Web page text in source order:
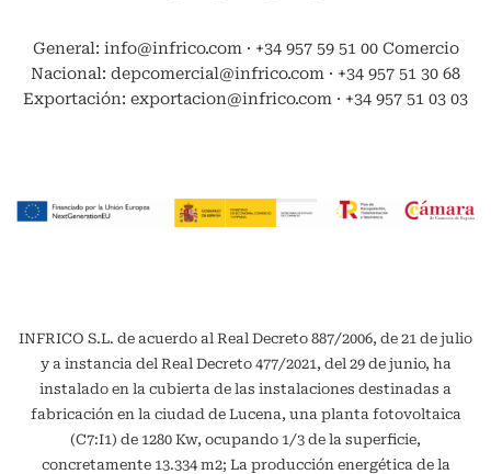
General: info@infrico.com · +34 957 59 51 00 Comercio
Nacional: depcomercial@infrico.com · +34 957 51 30 68
Exportación: exportacion@infrico.com · +34 957 51 03 03
INFRICO S.L. de acuerdo al Real Decreto 887/2006, de 21 de julio
y a instancia del Real Decreto 477/2021, del 29 de junio, ha
instalado en la cubierta de las instalaciones destinadas a
fabricación en la ciudad de Lucena, una planta fotovoltaica
(C7:I1) de 1280 Kw, ocupando 1/3 de la superficie,
concretamente 13.334 m2; La producción energética de la